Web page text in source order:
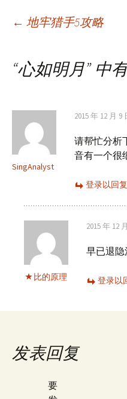
文
章
导
航
← 地牢猎手5攻略
“心如明月” 中
SingAnalyst
2015 年 12 月 9
请帮忙分析
音有一个很
登录以回复
比的原理
2015 年 12
早已退隐
登录以
发表回复
要